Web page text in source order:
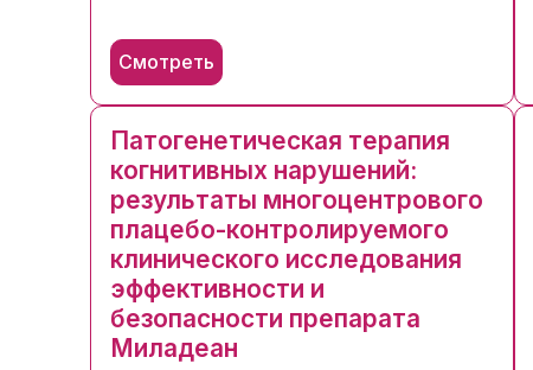
Смотреть
Патогенетическая терапия
когнитивных нарушений:
результаты многоцентрового
плацебо-контролируемого
клинического исследования
эффективности и
безопасности препарата
Миладеан